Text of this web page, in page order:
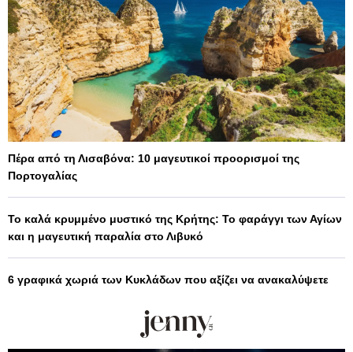
Πέρα από τη Λισαβόνα: 10 μαγευτικοί προορισμοί της
Πορτογαλίας
Το καλά κρυμμένο μυστικό της Κρήτης: Το φαράγγι των Αγίων
και η μαγευτική παραλία στο Λιβυκό
6 γραφικά χωριά των Κυκλάδων που αξίζει να ανακαλύψετε